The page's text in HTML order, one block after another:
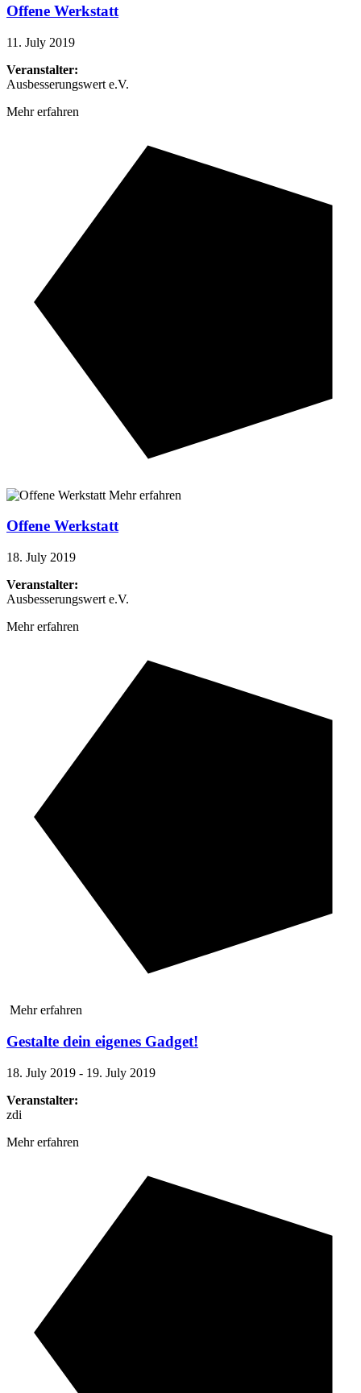
Offene Werkstatt
11. July 2019
Veranstalter:
Ausbesserungswert e.V.
Mehr erfahren
Mehr erfahren
Offene Werkstatt
18. July 2019
Veranstalter:
Ausbesserungswert e.V.
Mehr erfahren
Mehr erfahren
Gestalte dein eigenes Gadget!
18. July 2019 - 19. July 2019
Veranstalter:
zdi
Mehr erfahren